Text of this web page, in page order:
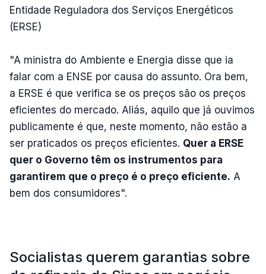
Entidade Reguladora dos Serviços Energéticos
(ERSE)
"A ministra do Ambiente e Energia disse que ia
falar com a ENSE por causa do assunto. Ora bem,
a ERSE é que verifica se os preços são os preços
eficientes do mercado. Aliás, aquilo que já ouvimos
publicamente é que, neste momento, não estão a
ser praticados os preços eficientes. Quer a ERSE
quer o Governo têm os instrumentos para
garantirem que o preço é o preço eficiente. A
bem dos consumidores".
Socialistas querem garantias sobre